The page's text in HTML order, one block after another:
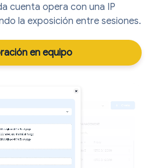
cuenta opera con una IP
la exposición entre sesiones.
en equipo